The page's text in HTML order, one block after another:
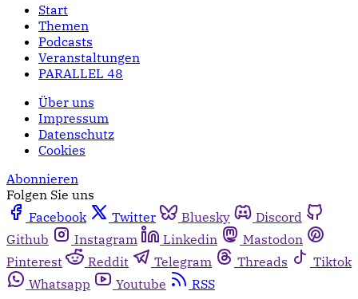
Start
Themen
Podcasts
Veranstaltungen
PARALLEL 48
Über uns
Impressum
Datenschutz
Cookies
Abonnieren
Folgen Sie uns
Facebook
Twitter Bluesky
Discord
Github
Instagram Linkedin
Mastodon
Pinterest
Reddit Telegram Threads
Tiktok
Whatsapp
Youtube
RSS